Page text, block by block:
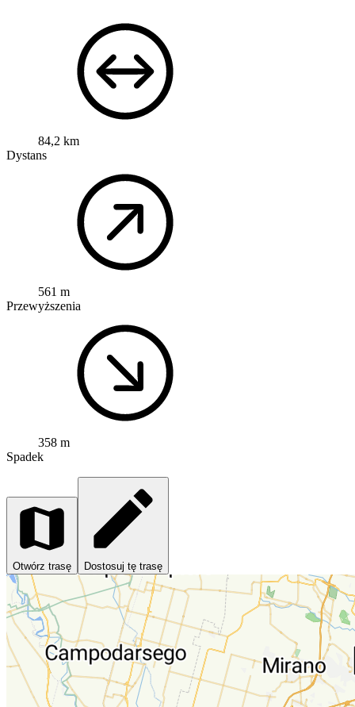
84,2 km
Dystans
561 m
Przewyższenia
358 m
Spadek
Otwórz trasę Dostosuj tę trasę